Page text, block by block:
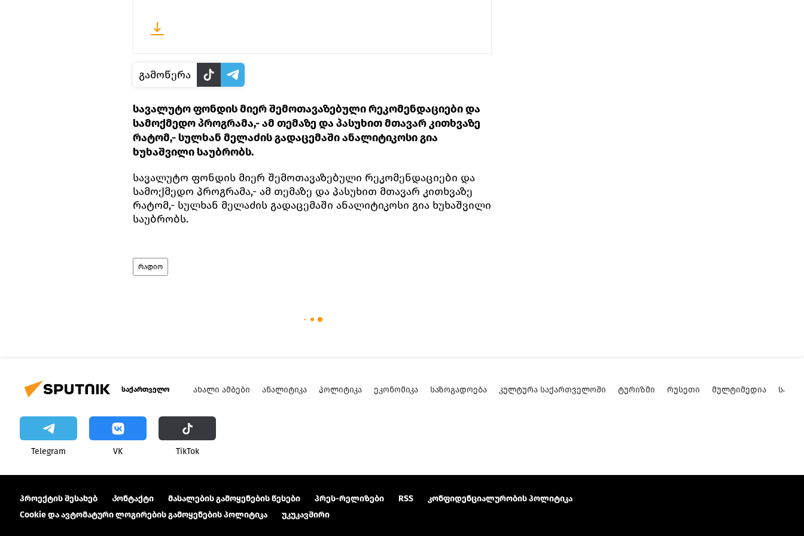
გამოწერა
სავალუტო ფონდის მიერ შემოთავაზებული რეკომენდაციები და
სამოქმედო პროგრამა,- ამ თემაზე და პასუხით მთავარ კითხვაზე
რატომ,- სულხან მელაძის გადაცემაში ანალიტიკოსი გია
ხუხაშვილი საუბრობს.
სავალუტო ფონდის მიერ შემოთავაზებული რეკომენდაციები და
სამოქმედო პროგრამა,- ამ თემაზე და პასუხით მთავარ კითხვაზე
რატომ,- სულხან მელაძის გადაცემაში ანალიტიკოსი გია ხუხაშვილი
საუბრობს.
რადიო
საქართველო ᲐᲮᲐᲚᲘ ᲐᲛᲑᲔᲑᲘ ᲐᲜᲐᲚᲘᲢᲘᲙᲐ ᲞᲝᲚᲘᲢᲘᲙᲐ ᲔᲙᲝᲜᲝᲛᲘᲙᲐ ᲡᲐᲖᲝᲒᲐᲓᲝᲔᲑᲐ ᲙᲣᲚᲢᲣᲠᲐ ᲡᲐᲥᲐᲠᲗᲕᲔᲚᲝᲨᲘ ᲢᲣᲠᲘᲖᲛᲘ ᲠᲣᲡᲔᲗᲘ ᲛᲣᲚᲢᲘᲛᲔᲓᲘᲐ
Telegram VK ТikТоk
პროექტის შესახებ Კონტაქტი მასალების გამოყენების წესები პრეს-რელიზები RSS
კონფიდენციალურობის პოლიტიკა
Cookie და ავტომატური ლოგირების გამოყენების პოლიტიკა
უკუკავშირი